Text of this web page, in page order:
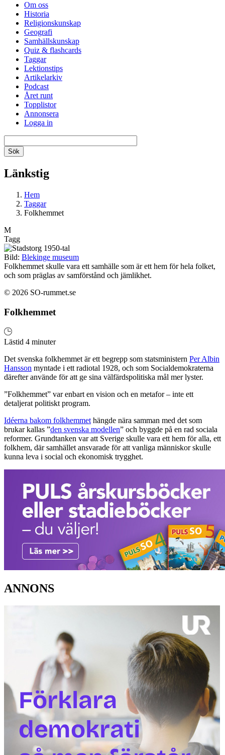
Om oss
Historia
Religionskunskap
Geografi
Samhällskunskap
Quiz & flashcards
Taggar
Lektionstips
Artikelarkiv
Podcast
Året runt
Topplistor
Annonsera
Logga in
Länkstig
Hem
Taggar
Folkhemmet
M
Tagg
Bild: Blekinge museum
Folkhemmet skulle vara ett samhälle som är ett hem för hela folket,
och som präglas av samförstånd och jämlikhet.
© 2026 SO-rummet.se
Folkhemmet
Lästid 4 minuter
Det svenska folkhemmet är ett begrepp som statsministern Per Albin
Hansson myntade i ett radiotal 1928, och som Socialdemokraterna
därefter använde för att ge sina välfärdspolitiska mål mer lyster.
”Folkhemmet” var enbart en vision och en metafor – inte ett
detaljerat politiskt program.
Idéerna bakom folkhemmet hängde nära samman med det som
brukar kallas ”den svenska modellen” och byggde på en rad sociala
reformer. Grundtanken var att Sverige skulle vara ett hem för alla, ett
folkhem, där samhället ansvarade för att vanliga människor skulle
kunna leva i social och ekonomisk trygghet.
ANNONS